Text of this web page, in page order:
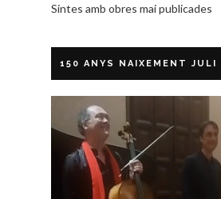
Sintes amb obres mai publicades
150 ANYS NAIXEMENT JULI